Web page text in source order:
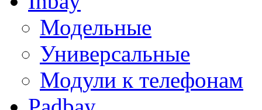
Модельные
Универсальные
Модули к телефонам